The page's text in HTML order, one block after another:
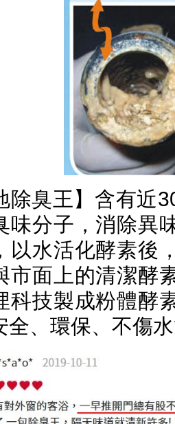
除臭王】含有近
味分子，消除異
以水活化酵素後
市面上的清潔酵
科技製成粉體酵
全、環保、不傷